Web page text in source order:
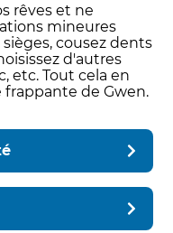
rêves et ne
mineures
cousez dents
d'autres
etc. Tout cela en
de Gwen.